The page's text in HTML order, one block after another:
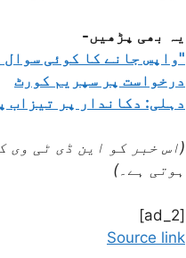
یہ بھی پڑھیں-
درخواست پر سپریم کورٹ
دہلی: دکاندار پر تیزاب
(اس خبر کو این ڈی ٹی وی
ہوتی ہے۔)
[ad_2]
Source link